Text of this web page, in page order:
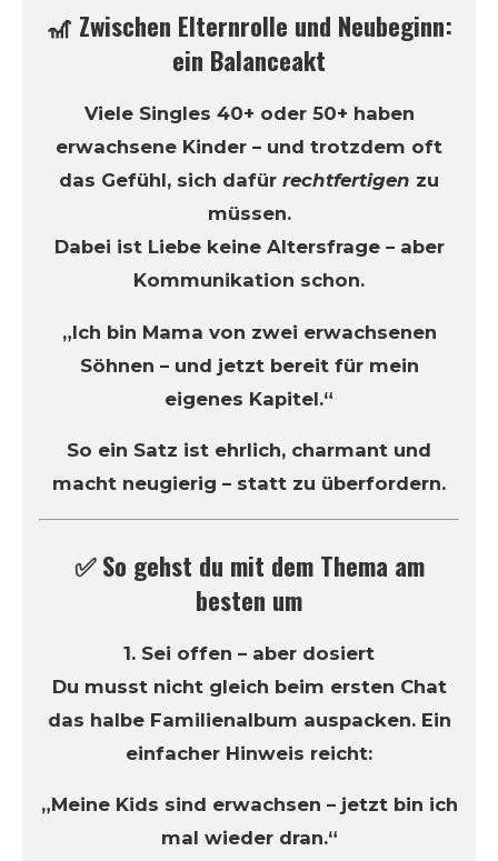
🎢 Zwischen Elternrolle und Neubeginn:
ein Balanceakt
Viele Singles 40+ oder 50+ haben
erwachsene Kinder – und trotzdem oft
das Gefühl, sich dafür rechtfertigen zu
müssen.
Dabei ist Liebe keine Altersfrage – aber
Kommunikation schon.
„Ich bin Mama von zwei erwachsenen
Söhnen – und jetzt bereit für mein
eigenes Kapitel.“
So ein Satz ist ehrlich, charmant und
macht neugierig – statt zu überfordern.
✅ So gehst du mit dem Thema am
besten um
1. Sei offen – aber dosiert
Du musst nicht gleich beim ersten Chat
das halbe Familienalbum auspacken. Ein
einfacher Hinweis reicht:
„Meine Kids sind erwachsen – jetzt bin ich
mal wieder dran.“